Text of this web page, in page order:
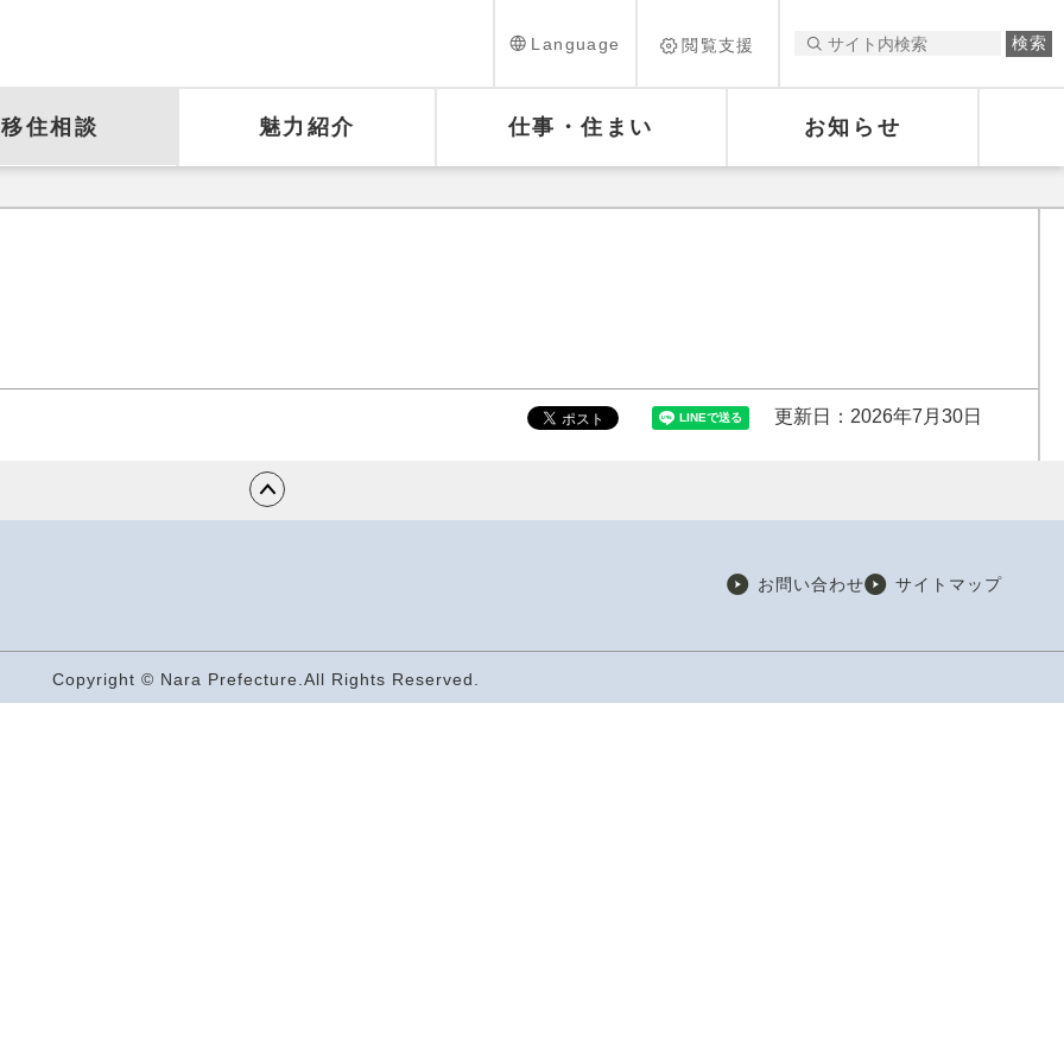
Language 閲覧支援
移住相談 魅力紹介 仕事・住まい お知らせ
更新日：2026年7月30日
お問い合わせ サイトマップ
Copyright © Nara Prefecture.All Rights Reserved.